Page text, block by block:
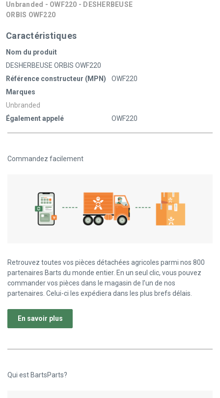
Unbranded - OWF220 - DESHERBEUSE
ORBIS OWF220
Caractéristiques
Nom du produit
DESHERBEUSE ORBIS OWF220
Référence constructeur (MPN)
OWF220
Marques
Unbranded
Également appelé
OWF220
Commandez facilement
Retrouvez toutes vos pièces détachées agricoles parmi nos 800
partenaires Barts du monde entier. En un seul clic, vous pouvez
commander vos pièces dans le magasin de l’un de nos
partenaires. Celui-ci les expédiera dans les plus brefs délais.
En savoir plus
Qui est BartsParts?